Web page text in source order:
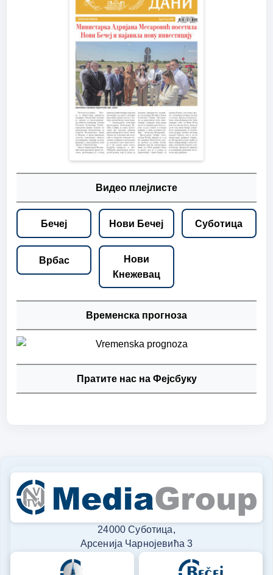
Видео плејлисте
Бечеј Нови Бечеј Суботица
Врбас
Нови
Кнежевац
Временска прогноза
Пратите нас на Фејсбуку
24000 Суботица,
Арсенија Чарнојевића 3